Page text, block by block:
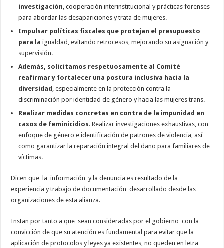
investigación, cooperación interinstitucional y prácticas forenses
para abordar las desapariciones y trata de mujeres.
Impulsar políticas fiscales que protejan el presupuesto
para la igualdad, evitando retrocesos, mejorando su asignación y
supervisión.
Además, solicitamos respetuosamente al Comité
reafirmar y fortalecer una postura inclusiva hacia la
diversidad , especialmente en la protección contra la
discriminación por identidad de género y hacia las mujeres trans.
Realizar medidas concretas en contra de la impunidad en
casos de feminicidios. Realizar investigaciones exhaustivas, con
enfoque de género e identificación de patrones de violencia, así
como garantizar la reparación integral del daño para familiares de
víctimas.
Dicen que la información y la denuncia es resultado de la
experiencia y trabajo de documentación desarrollado desde las
organizaciones de esta alianza.
Instan por tanto a que sean consideradas por el gobierno con la
convicción de que su atención es fundamental para evitar que la
aplicación de protocolos y leyes ya existentes, no queden en letra